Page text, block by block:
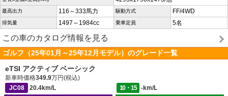
最高出力 116～333馬力 駆動方式 FF/4WD
排気量 1497～1984cc 乗車定員 5名
この車のカタログ情報を見る
ゴルフ（25年01月～25年12月モデル）のグレード一覧
eTSI アクティブ ベーシック
新車時価格349.9万円(税込)
JC08
20.4km/L 10・15
-km/L